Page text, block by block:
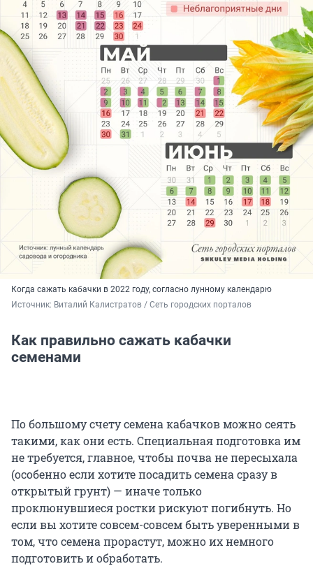
Когда сажать кабачки в 2022 году, согласно лунному календарю
Источник: Виталий Калистратов / Сеть городских порталов
Как правильно сажать кабачки
семенами
По большому счету семена кабачков можно сеять
такими, как они есть. Специальная подготовка им
не требуется, главное, чтобы почва не пересыхала
(особенно если хотите посадить семена сразу в
открытый грунт) — иначе только
проклюнувшиеся ростки рискуют погибнуть. Но
если вы хотите совсем-совсем быть уверенными в
том, что семена прорастут, можно их немного
подготовить и обработать.